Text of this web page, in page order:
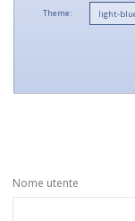
Theme:
Nome utente